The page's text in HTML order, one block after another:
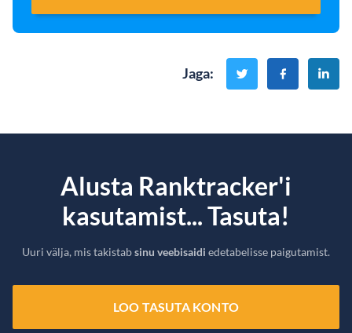
Jaga:
Alusta Ranktracker'i
kasutamist... Tasuta!
Uuri välja, mis takistabsinu veebisaidi edetabelisse paigutamist.
LOO TASUTA KONTO